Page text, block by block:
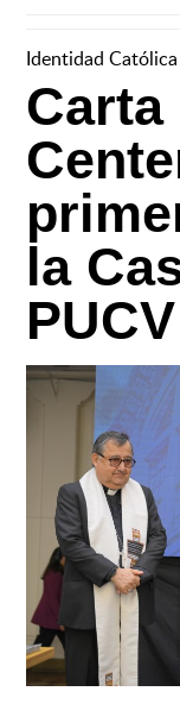
Identidad
Carta
la
PUCV